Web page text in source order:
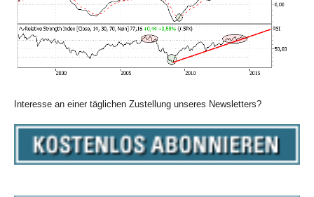
Interesse an einer täglichen Zustellung unseres Newsletters?